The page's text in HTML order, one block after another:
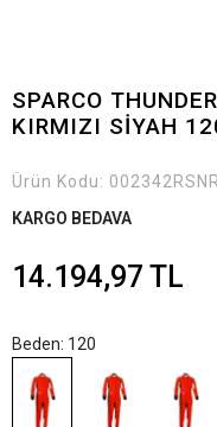
SPARCO
KIRMIZI SİYAH
Ürün Kodu:
KARGO BEDAVA
14.194,97 TL
Beden: 120